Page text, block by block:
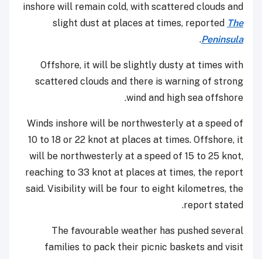
inshore will remain cold, with scattered clouds and
slight dust at places at times, reported The
Peninsula
.
Offshore, it will be slightly dusty at times with
scattered clouds and there is warning of strong
wind and high sea offshore.
Winds inshore will be northwesterly at a speed of
10 to 18 or 22 knot at places at times. Offshore, it
will be northwesterly at a speed of 15 to 25 knot,
reaching to 33 knot at places at times, the report
said. Visibility will be four to eight kilometres, the
report stated.
The favourable weather has pushed several
families to pack their picnic baskets and visit